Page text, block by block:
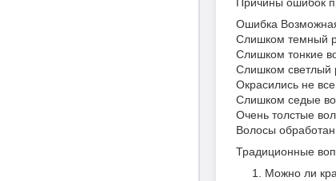
Причины ошибок
Ошибка
Слишком темный
Слишком тонкие
Слишком светлый
Окрасились не
Слишком седые
Очень толстые
Волосы
Традиционные
Можно ли